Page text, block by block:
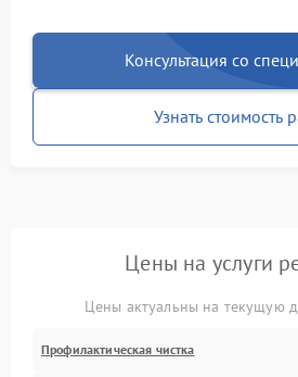
Консультация со
Узнать стоимость
Цены на услуги
Цены актуальны на текущую
Профилактическая чистка